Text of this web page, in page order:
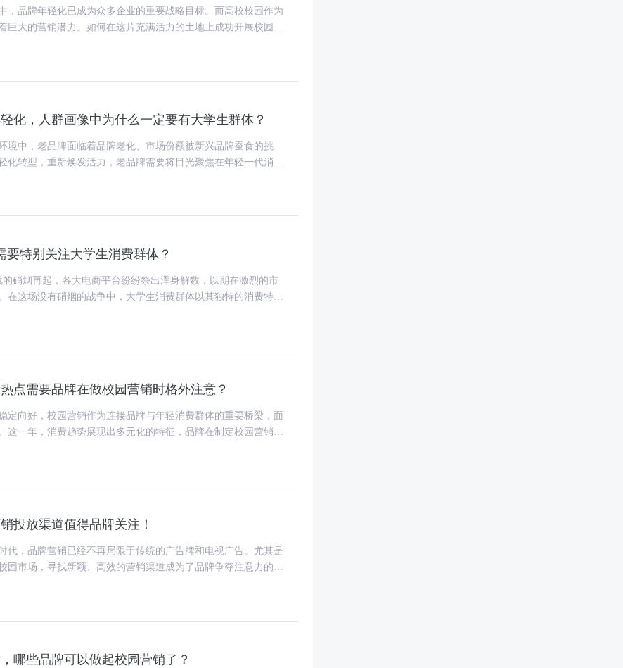
，品牌年轻化已成为众多企业的重要战略目标。而高校校园作为
巨大的营销潜力。如何在这片充满活力的土地上成功开展校园营
化，人群画像中为什么一定要有大学生群体？
境中，老品牌面临着品牌老化、市场份额被新兴品牌蚕食的挑
化转型，重新焕发活力，老品牌需要将目光聚焦在年轻一代消费
要特别关注大学生消费群体？
的硝烟再起，各大电商平台纷纷祭出浑身解数，以期在激烈的市
在这场没有硝烟的战争中，大学生消费群体以其独特的消费特
点需要品牌在做校园营销时格外注意？
定向好，校园营销作为连接品牌与年轻消费群体的重要桥梁，面
这一年，消费趋势展现出多元化的特征，品牌在制定校园营销策
投放渠道值得品牌关注！
代，品牌营销已经不再局限于传统的广告牌和电视广告。尤其是
园市场，寻找新颖、高效的营销渠道成为了品牌争夺注意力的关
哪些品牌可以做起校园营销了？